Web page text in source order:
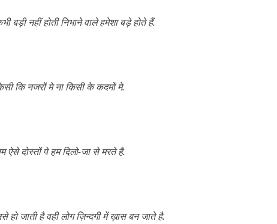
बड़ी नहीं होती निभाने वाले हमेशा बड़े होते हैं.
कि नजरों मे ना किसी के कदमों मे.
दोस्तों पे हम दिलो-जा से मरते है.
हो जाती है वही लोग ज़िन्दगी में ख़ास बन जाते है.